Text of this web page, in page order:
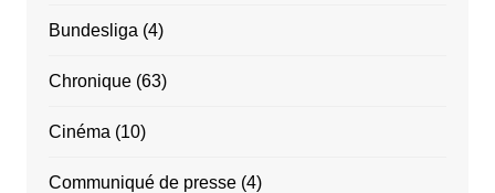
Bundesliga (4)
Chronique(63)
Cinéma (10)
Communiqué de presse(4)